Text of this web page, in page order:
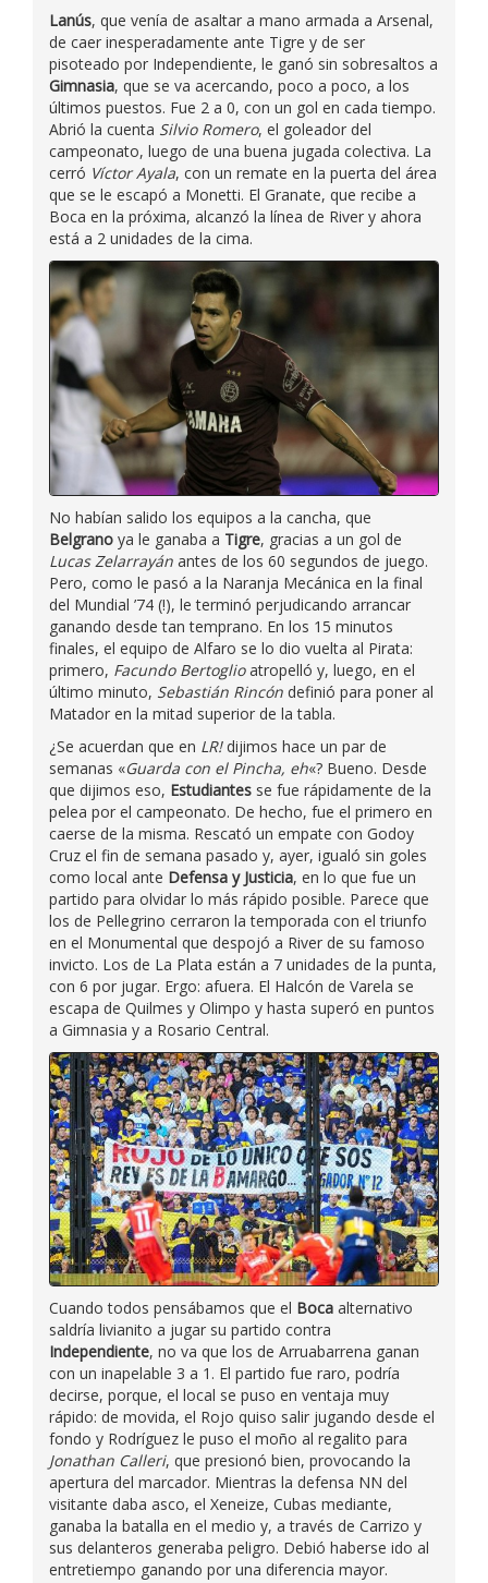
Lanús, que venía de asaltar a mano armada a Arsenal,
de caer inesperadamente ante Tigre y de ser
pisoteado por Independiente, le ganó sin sobresaltos a
Gimnasia, que se va acercando, poco a poco, a los
últimos puestos. Fue 2 a 0, con un gol en cada tiempo.
Abrió la cuenta Silvio Romero, el goleador del
campeonato, luego de una buena jugada colectiva. La
cerró Víctor Ayala, con un remate en la puerta del área
que se le escapó a Monetti. El Granate, que recibe a
Boca en la próxima, alcanzó la línea de River y ahora
está a 2 unidades de la cima.
No habían salido los equipos a la cancha, que
Belgrano ya le ganaba a Tigre, gracias a un gol de
Lucas Zelarrayán antes de los 60 segundos de juego.
Pero, como le pasó a la Naranja Mecánica en la final
del Mundial ’74 (!), le terminó perjudicando arrancar
ganando desde tan temprano. En los 15 minutos
finales, el equipo de Alfaro se lo dio vuelta al Pirata:
primero, Facundo Bertoglioatropelló y, luego, en el
último minuto, Sebastián Rincón definió para poner al
Matador en la mitad superior de la tabla.
¿Se acuerdan que en LR!dijimos hace un par de
semanas «Guarda con el Pincha, eh«? Bueno. Desde
que dijimos eso, Estudiantes se fue rápidamente de la
pelea por el campeonato. De hecho, fue el primero en
caerse de la misma. Rescató un empate con Godoy
Cruz el fin de semana pasado y, ayer, igualó sin goles
como local ante Defensa y Justicia, en lo que fue un
partido para olvidar lo más rápido posible. Parece que
los de Pellegrino cerraron la temporada con el triunfo
en el Monumental que despojó a River de su famoso
invicto. Los de La Plata están a 7 unidades de la punta,
con 6 por jugar. Ergo: afuera. El Halcón de Varela se
escapa de Quilmes y Olimpo y hasta superó en puntos
a Gimnasia y a Rosario Central.
Cuando todos pensábamos que el Boca alternativo
saldría livianito a jugar su partido contra
Independiente, no va que los de Arruabarrena ganan
con un inapelable 3 a 1. El partido fue raro, podría
decirse, porque, el local se puso en ventaja muy
rápido: de movida, el Rojo quiso salir jugando desde el
fondo y Rodríguez le puso el moño al regalito para
Jonathan Calleri, que presionó bien, provocando la
apertura del marcador. Mientras la defensa NN del
visitante daba asco, el Xeneize, Cubas mediante,
ganaba la batalla en el medio y, a través de Carrizo y
sus delanteros generaba peligro. Debió haberse ido al
entretiempo ganando por una diferencia mayor.